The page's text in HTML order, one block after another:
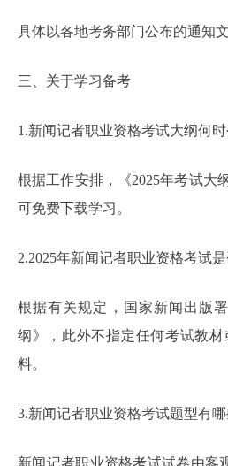
具体以各地考务部门公布的通知文
三、关于学习备考
1.新闻记者职业资格考试大纲何
根据工作安排，《2025年考试大
可免费下载学习。
2.2025年新闻记者职业资格考试
根据有关规定，国家新闻出版
纲》，此外不指定任何考试教
料。
3.新闻记者职业资格考试题型有哪
新闻记者职业资格考试试卷由客